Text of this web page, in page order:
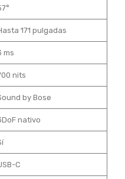
171 pulgadas
ms
nits
by Bose
nativo
C